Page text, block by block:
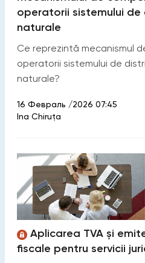
operatorii sistemului
naturale
Ce reprezintă mecanismul
operatorii sistemului de
naturale?
16 Февраль /2026 07:45
Ina Chiruţa
Aplicarea TVA și
fiscale pentru servicii